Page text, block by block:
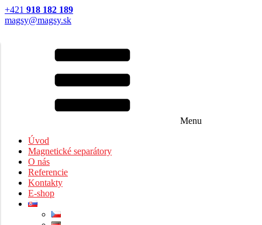
+421 918 182 189
magsy@magsy.sk
Menu
Úvod
Magnetické separátory
O nás
Referencie
Kontakty
E-shop